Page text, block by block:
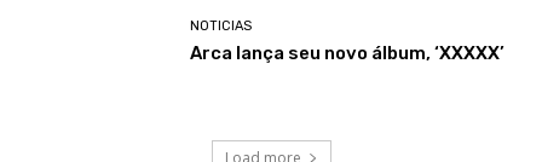
NOTICIAS
Arca lança seu novo álbum, ‘XXXXX’
Load more